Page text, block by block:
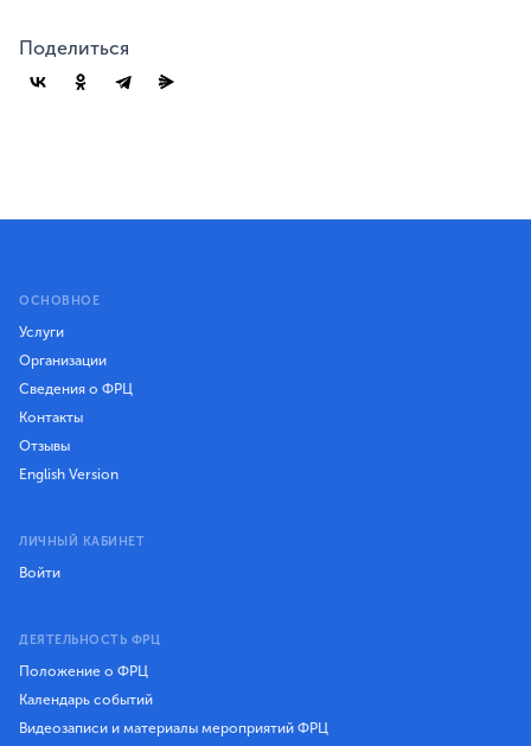
Поделиться
ОСНОВНОЕ
Услуги
Организации
Сведения о ФРЦ
Контакты
Отзывы
English Version
ЛИЧНЫЙ КАБИНЕТ
Войти
ДЕЯТЕЛЬНОСТЬ ФРЦ
Положение о ФРЦ
Календарь событий
Видеозаписи и материалы мероприятий ФРЦ